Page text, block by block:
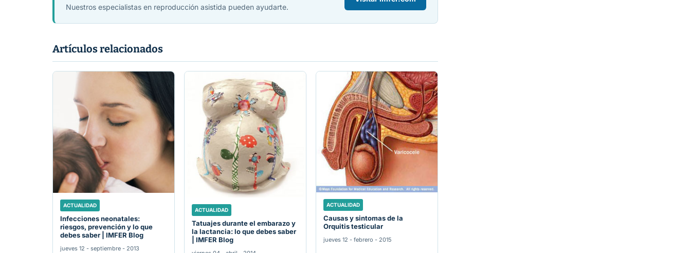
Nuestros especialistas en reproducción asistida pueden ayudarte.
Artículos relacionados
ACTUALIDAD
Infecciones neonatales:
riesgos, prevención y lo que
debes saber | IMFER Blog
jueves 12 - septiembre - 2013
ACTUALIDAD
Tatuajes durante el embarazo y
la lactancia: lo que debes saber
| IMFER Blog
ACTUALIDAD
Causas y sintomas de la
Orquitis testicular
jueves 12 - febrero - 2015